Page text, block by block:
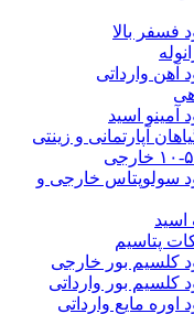
بالا
وارداتی
اسید
آپارتمانی و زینتی
سولوپتاس خارجی و
پتاسیم
کلسیم بور خارجی
بور وارداتی
مایع وارداتی